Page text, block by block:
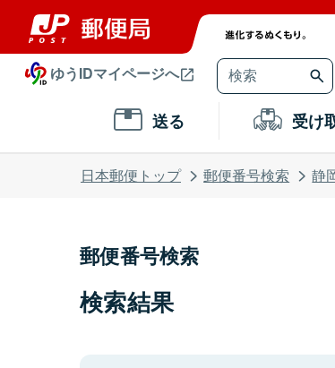
ゆうIDマイページへ
送る 受け
日本郵便トップ 郵便番号検索 静
郵便番号検索
検索結果